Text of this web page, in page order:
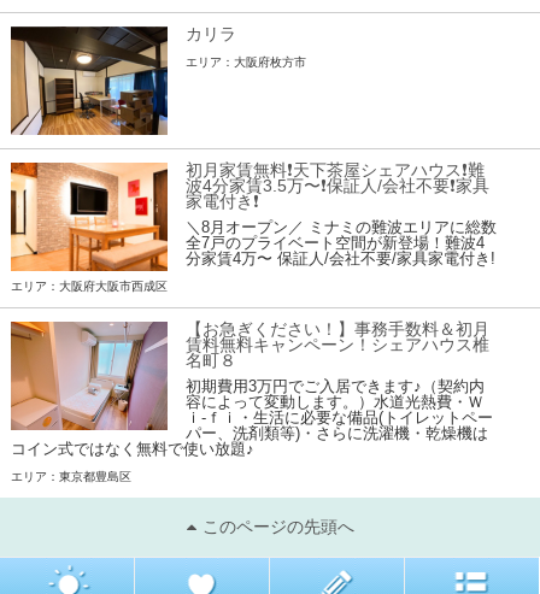
カリラ
エリア：大阪府枚方市
初月家賃無料❗️天下茶屋シェアハウス❗️難
波4分家賃3.5万〜❗️保証人/会社不要❗️家具
家電付き❗
＼8月オープン／ ミナミの難波エリアに総数
全7戸のプライベート空間が新登場！難波4
分家賃4万〜 保証人/会社不要/家具家電付き!
エリア：大阪府大阪市西成区
【お急ぎください！】事務手数料＆初月
賃料無料キャンペーン！シェアハウス椎
名町８
初期費用3万円でご入居できます♪（契約内
容によって変動します。）水道光熱費・Ｗ
ｉ-ｆｉ・生活に必要な備品(トイレットペー
パー、洗剤類等)・さらに洗濯機・乾燥機は
コイン式ではなく無料で使い放題♪
エリア：東京都豊島区
このページの先頭へ